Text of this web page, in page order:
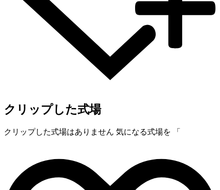
クリップした式場
クリップした式場はありません 気になる式場を 「